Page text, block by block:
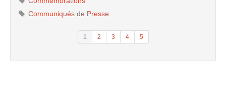
Communiqués de Presse
1 2 3 4 5